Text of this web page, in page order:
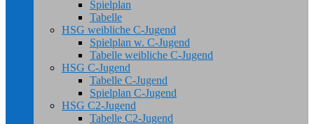
Spielplan
Tabelle
HSG weibliche C-Jugend
Spielplan w. C-Jugend
Tabelle weibliche C-Jugend
HSG C-Jugend
Tabelle C-Jugend
Spielplan C-Jugend
HSG C2-Jugend
Tabelle C2-Jugend